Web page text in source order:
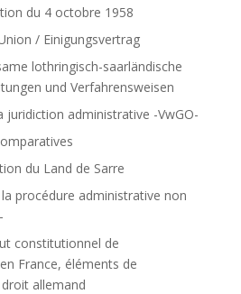
du 4 octobre 1958
/ Einigungsvertrag
lothringisch-saarländische
und Verfahrensweisen
juridiction administrative -VwGO-
du Land de Sarre
la procédure administrative non
constitutionnel de
France, éléments de
allemand